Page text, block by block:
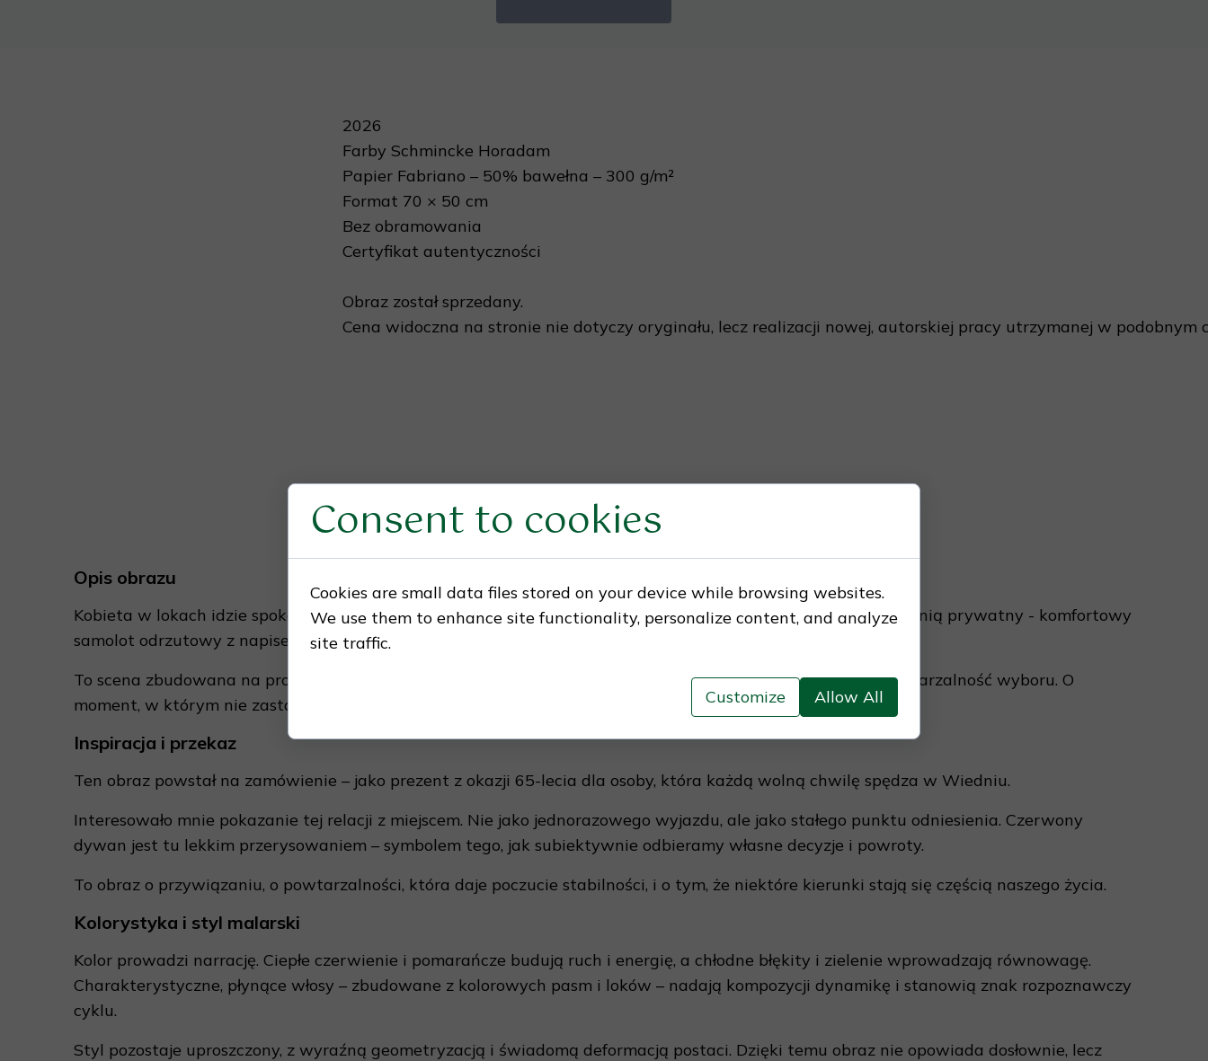
2026
Farby Schmincke Horadam
Papier Fabriano – 50% bawełna – 300 g/m²
Format 70 × 50 cm
Bez obramowania
Certyfikat autentyczności
Obraz został sprzedany.
Cena widoczna na stronie nie dotyczy oryginału, lecz realizacji nowej, autorskiej pracy utrzymanej w podobnym
Opis obrazu
Kobieta w lokach idzie spokojnym, pewnym krokiem po czerwonym dywanie. W ręku prowadzi walizkę, przed nią prywatny - komfortowy
samolot odrzutowy z napisem „Vienna”. Nie zatrzymuje się – kierunek jest oczywisty.
To scena zbudowana na prostym geście, ale z wyraźnym znaczeniem. Nie chodzi tu o samą podróż, ale o powtarzalność wyboru. O
moment, w którym nie zastanawiamy się już „czy”, tylko po prostu idziemy.
Inspiracja i przekaz
Ten obraz powstał na zamówienie – jako prezent z okazji 65-lecia dla osoby, która każdą wolną chwilę spędza w Wiedniu.
Interesowało mnie pokazanie tej relacji z miejscem. Nie jako jednorazowego wyjazdu, ale jako stałego punktu odniesienia. Czerwony
dywan jest tu lekkim przerysowaniem – symbolem tego, jak subiektywnie odbieramy własne decyzje i powroty.
To obraz o przywiązaniu, o powtarzalności, która daje poczucie stabilności, i o tym, że niektóre kierunki stają się częścią naszego życia.
Kolorystyka i styl malarski
Kolor prowadzi narrację. Ciepłe czerwienie i pomarańcze budują ruch i energię, a chłodne błękity i zielenie wprowadzają równowagę.
Charakterystyczne, płynące włosy – zbudowane z kolorowych pasm i loków – nadają kompozycji dynamikę i stanowią znak rozpoznawczy
cyklu.
Styl pozostaje uproszczony, z wyraźną geometryzacją i świadomą deformacją postaci. Dzięki temu obraz nie opowiada dosłownie, lecz
Consent to cookies
Cookies are small data files stored on your device while browsing websites.
We use them to enhance site functionality, personalize content, and analyze
site traffic.
Customize Allow All